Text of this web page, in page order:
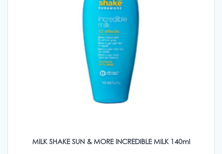
MILK SHAKE SUN & MORE INCREDIBLE MILK 140ml